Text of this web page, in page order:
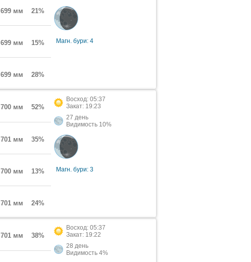
699 мм 21%
699 мм 15%
699 мм 28%
Магн. бури: 4
700 мм 52%
701 мм 35%
700 мм 13%
701 мм 24%
Восход: 05:37
Закат: 19:23
27 день
Видимость 10%
Магн. бури: 3
701 мм 38%
Восход: 05:37
Закат: 19:22
28 день
Видимость 4%